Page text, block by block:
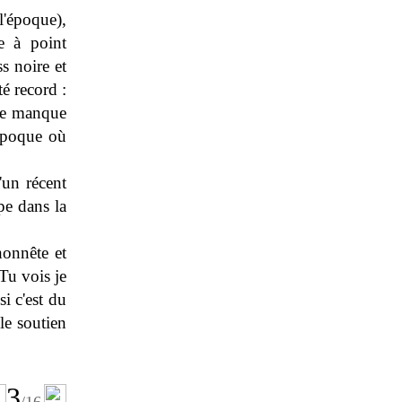
à point
noire et
record :
manque
où
récent
dans la
et
vois je
c'est du
soutien